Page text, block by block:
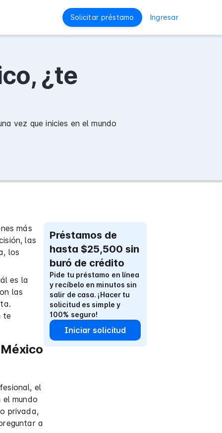
Solicitar préstamo Ingresar
¿te
vez que inicies en el mundo
más
las
los
es la
las
te
el
el mundo
privada,
a
Préstamos de
hasta $25,500 sin
buró de crédito
Pide tu préstamo en línea
y recíbelo en minutos sin
salir de casa. ¡Hacer tu
solicitud es simple y
100% seguro!
Iniciar solicitud